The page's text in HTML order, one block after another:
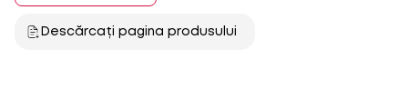
Descărcați pagina produsului